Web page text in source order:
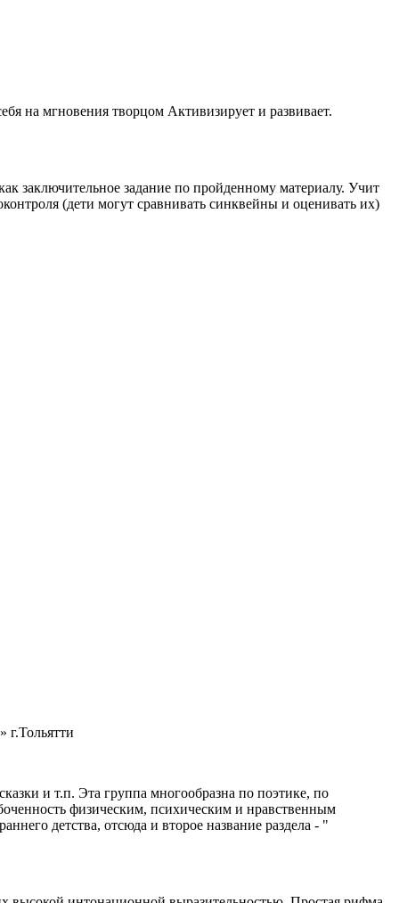
на мгновения творцом Активизирует и развивает.
заключительное задание по пройденному материалу. Учит
(дети могут сравнивать синквейны и оценивать их)
и т.п. Эта группа многообразна по поэтике, по
физическим, психическим и нравственным
детства, отсюда и второе название раздела - "